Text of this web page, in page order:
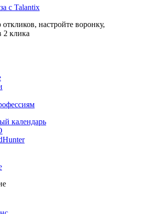
с Talantix
настройте воронку,
2 клика
календарь